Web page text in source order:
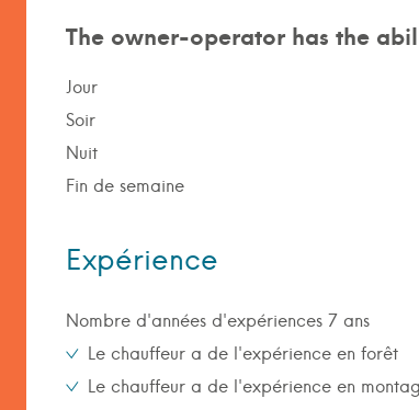
The owner-operator has the
Jour
Soir
Nuit
Fin de semaine
Expérience
Nombre d'années d'expériences 7 ans
Le chauffeur a de l'expérience en forêt
Le chauffeur a de l'expérience en